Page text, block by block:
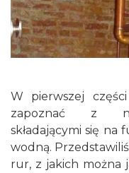
W pierwszej
zapoznać z
składającymi się
wodną.
rur, z jakich można